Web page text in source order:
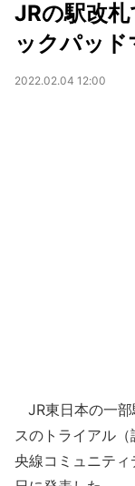
JRの駅改
ックパッ
2022.02.04 12:00
JR東日本の一部
スのトライアル
央線コミュニテ